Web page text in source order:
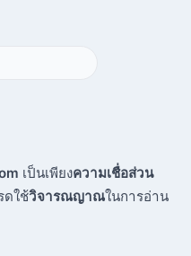
เป็นเพียงความเชื่อส่วน
ดใช้วิจารณญาณในการอ่าน